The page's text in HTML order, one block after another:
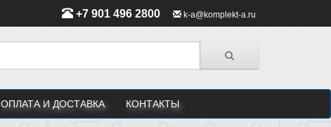
+7 901 496 2800 k-a@komplekt-a.ru
ОПЛАТА И ДОСТАВКА КОНТАКТЫ